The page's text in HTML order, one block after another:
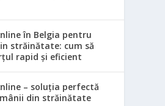
în Belgia pentru
străinătate: cum să
rapid și eficient
– soluția perfectă
din străinătate